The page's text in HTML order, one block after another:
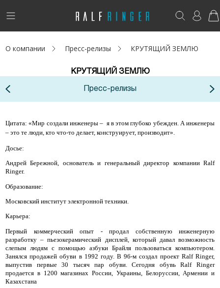
!
Новинки
Женщинам
Детям
Капсула
Аутлет
Адреса магазинов
Возникли вопросы? - club@ralf.ru
О компании Пресс-релизы КРУТЯЩИЙ ЗЕМЛЮ
КРУТЯЩИЙ ЗЕМЛЮ
Пресс-релизы
Цитата: «Мир создали инженеры – я в этом глубоко убежден. А инженеры
– это те люди, кто что-то делает, конструирует, производит».
Досье:
Андрей Бережной, основатель и генеральный директор компании Ralf
Ringer.
Образование:
Московский институт электронной техники.
Карьера:
Первый коммерческий опыт - продал собственную инженерную
разработку – пьезокерамический дисплей, который давал возможность
слепым людям с помощью азбуки Брайля пользоваться компьютером.
Занялся продажей обуви в 1992 году. В 96-м создал проект Ralf Ringer,
выпустив первые 30 тысяч пар обуви. Сегодня обувь Ralf Ringer
продается в 1200 магазинах России, Украины, Белоруссии, Армении и
Казахстана